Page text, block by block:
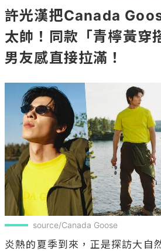
許光漢把Canada
太帥！同款「青檸黃穿
男友感直接拉滿！
source/Canada Goose
炎熱的夏季到來，正是探訪大自